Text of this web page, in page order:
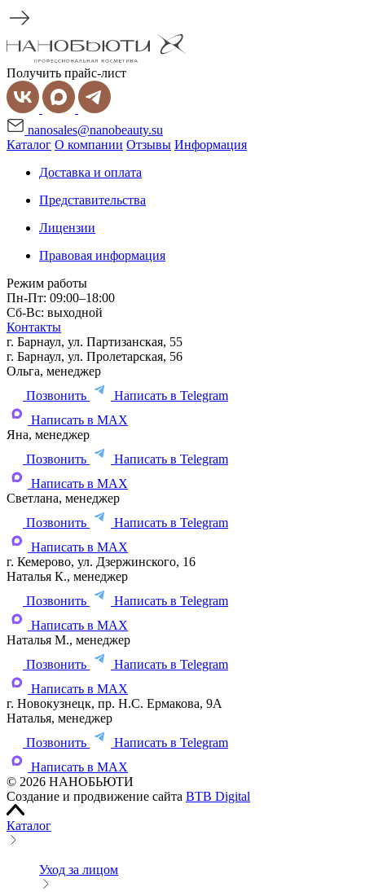
Получить прайс-лист
nanosales@nanobeauty.su
Каталог О компании Отзывы Информация
Доставка и оплата
Представительства
Лицензии
Правовая информация
Режим работы
Пн-Пт: 09:00–18:00
Сб-Вс: выходной
Контакты
г. Барнаул, ул. Партизанская, 55
г. Барнаул, ул. Пролетарская, 56
Ольга, менеджер
Позвонить
Написать в Telegram
Написать в MAX
Яна, менеджер
Позвонить
Написать в Telegram
Написать в MAX
Светлана, менеджер
Позвонить
Написать в Telegram
Написать в MAX
г. Кемерово, ул. Дзержинского, 16
Наталья К., менеджер
Позвонить
Написать в Telegram
Написать в MAX
Наталья М., менеджер
Позвонить
Написать в Telegram
Написать в MAX
г. Новокузнецк, пр. Н.С. Ермакова, 9А
Наталья, менеджер
Позвонить
Написать в Telegram
Написать в MAX
© 2026 НАНОБЬЮТИ
Создание и продвижение сайта BTB Digital
Каталог
Уход за лицом